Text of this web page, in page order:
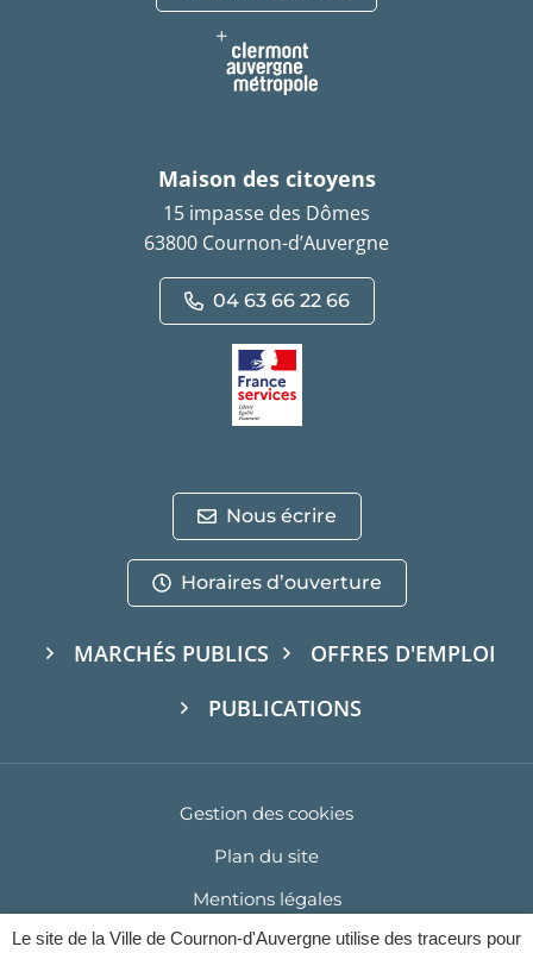
Le site de la Ville de Cournon-d'Auvergne utilise des traceurs pour
Maison des citoyens
15 impasse des Dômes
63800 Cournon-d’Auvergne
04 63 66 22 66
Nous écrire
Horaires d’ouverture
MARCHÉS PUBLICS
OFFRES D'EMPLOI
PUBLICATIONS
Gestion des cookies
Plan du site
Mentions légales
Politique de confidentialité